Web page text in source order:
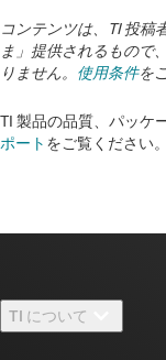
コンテンツは、TI 投稿
ま」提供されるもので
りません。 使用条件を
TI 製品の品質、パッケ
ポート をご覧ください。
TI について